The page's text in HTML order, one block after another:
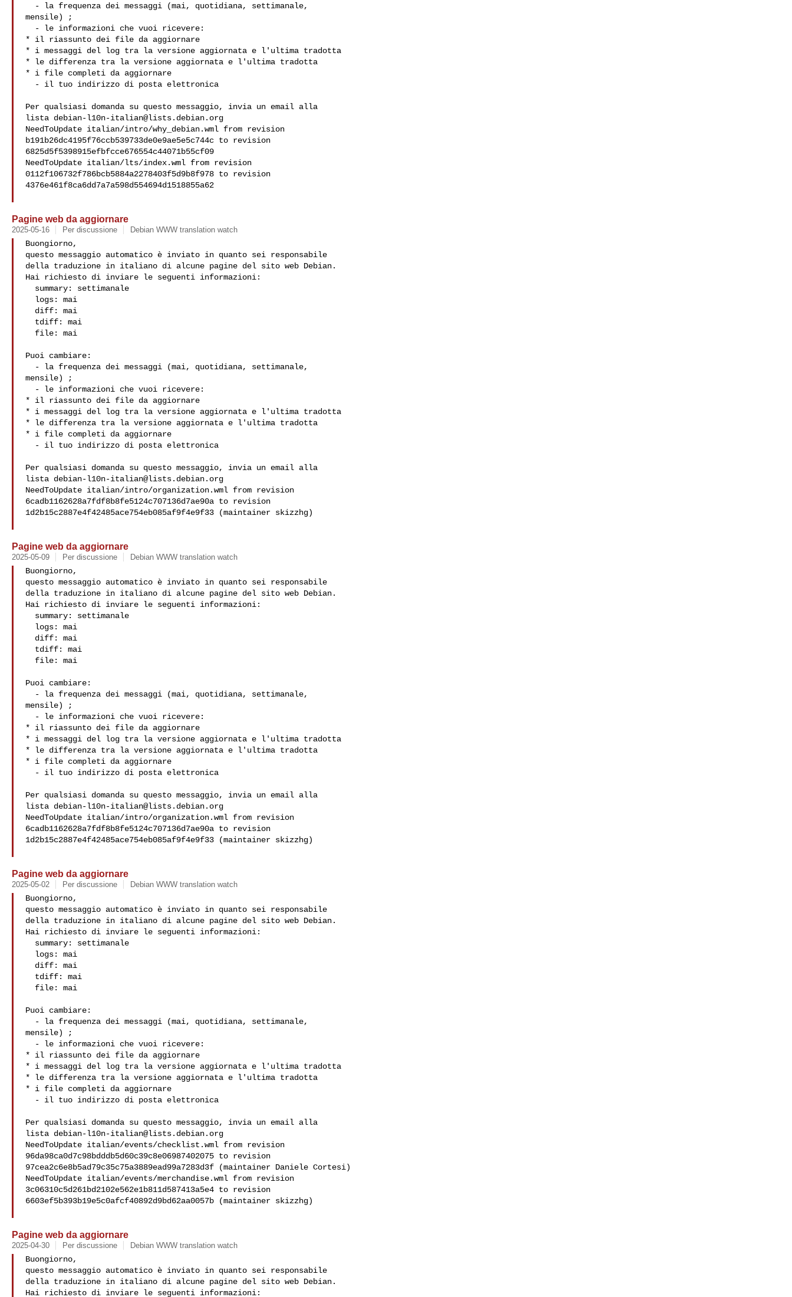
mensile) ;
* il riassunto dei file da aggiornare
* i messaggi del log tra la versione aggiornata e l'ultima tradotta
* le differenza tra la versione aggiornata e l'ultima tradotta
* i file completi da aggiornare
Per qualsiasi domanda su questo messaggio, invia un email alla
lista debian-l10n-italian@lists.debian.org
NeedToUpdate italian/intro/why_debian.wml from revision
b191b26dc4195f76ccb539733de0e9ae5e5c744c to revision
6825d5f5398915efbfcce676554c44071b55cf09
NeedToUpdate italian/lts/index.wml from revision
0112f106732f786bcb5884a2278403f5d9b8f978 to revision
4376e461f8ca6dd7a7a598d554694d1518855a62
Pagine web da aggiornare
2025-05-16 Per discussione Debian WWW translation watch
Buongiorno,
questo messaggio automatico è inviato in quanto sei responsabile
della traduzione in italiano di alcune pagine del sito web Debian.
Hai richiesto di inviare le seguenti informazioni:
Puoi cambiare:
mensile) ;
* il riassunto dei file da aggiornare
* i messaggi del log tra la versione aggiornata e l'ultima tradotta
* le differenza tra la versione aggiornata e l'ultima tradotta
* i file completi da aggiornare
Per qualsiasi domanda su questo messaggio, invia un email alla
lista debian-l10n-italian@lists.debian.org
NeedToUpdate italian/intro/organization.wml from revision
6cadb1162628a7fdf8b8fe5124c707136d7ae90a to revision
1d2b15c2887e4f42485ace754eb085af9f4e9f33 (maintainer skizzhg)
Pagine web da aggiornare
2025-05-09 Per discussione Debian WWW translation watch
Buongiorno,
questo messaggio automatico è inviato in quanto sei responsabile
della traduzione in italiano di alcune pagine del sito web Debian.
Hai richiesto di inviare le seguenti informazioni:
Puoi cambiare:
mensile) ;
* il riassunto dei file da aggiornare
* i messaggi del log tra la versione aggiornata e l'ultima tradotta
* le differenza tra la versione aggiornata e l'ultima tradotta
* i file completi da aggiornare
Per qualsiasi domanda su questo messaggio, invia un email alla
lista debian-l10n-italian@lists.debian.org
NeedToUpdate italian/intro/organization.wml from revision
6cadb1162628a7fdf8b8fe5124c707136d7ae90a to revision
1d2b15c2887e4f42485ace754eb085af9f4e9f33 (maintainer skizzhg)
Pagine web da aggiornare
2025-05-02 Per discussione Debian WWW translation watch
Buongiorno,
questo messaggio automatico è inviato in quanto sei responsabile
della traduzione in italiano di alcune pagine del sito web Debian.
Hai richiesto di inviare le seguenti informazioni:
Puoi cambiare:
mensile) ;
* il riassunto dei file da aggiornare
* i messaggi del log tra la versione aggiornata e l'ultima tradotta
* le differenza tra la versione aggiornata e l'ultima tradotta
* i file completi da aggiornare
Per qualsiasi domanda su questo messaggio, invia un email alla
lista debian-l10n-italian@lists.debian.org
NeedToUpdate italian/events/checklist.wml from revision
96da98ca0d7c98bdddb5d60c39c8e06987402075 to revision
97cea2c6e8b5ad79c35c75a3889ead99a7283d3f (maintainer Daniele Cortesi)
NeedToUpdate italian/events/merchandise.wml from revision
3c06310c5d261bd2102e562e1b811d587413a5e4 to revision
6603ef5b393b19e5c0afcf40892d9bd62aa0057b (maintainer skizzhg)
Pagine web da aggiornare
2025-04-30 Per discussione Debian WWW translation watch
Buongiorno,
questo messaggio automatico è inviato in quanto sei responsabile
della traduzione in italiano di alcune pagine del sito web Debian.
Hai richiesto di inviare le seguenti informazioni: